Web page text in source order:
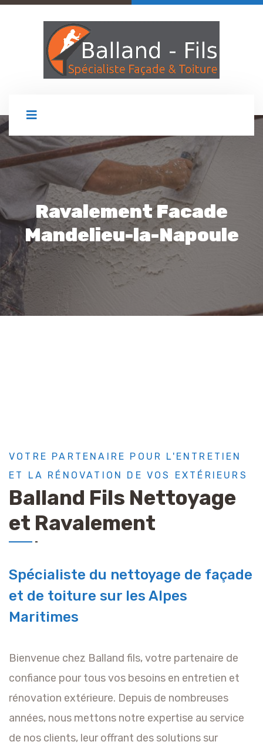
Ravalement Facade
Mandelieu-la-Napoule
VOTRE PARTENAIRE POUR L'ENTRETIEN
ET LA RÉNOVATION DE VOS EXTÉRIEURS
Balland Fils Nettoyage
et Ravalement
Spécialiste du nettoyage de façade
et de toiture sur les Alpes
Maritimes
Bienvenue chez Balland fils, votre partenaire de
confiance pour tous vos besoins en entretien et
rénovation extérieure. Depuis de nombreuses
années, nous mettons notre expertise au service
de nos clients, leur offrant des solutions sur